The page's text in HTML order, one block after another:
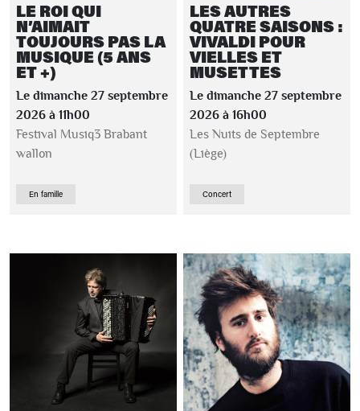
LE ROI QUI
N’AIMAIT
TOUJOURS PAS LA
MUSIQUE (5 ANS
ET +)
Le dimanche 27 septembre
2026 à 11h00
Festival Musiq3 Brabant
wallon
En famille
LES AUTRES
QUATRE SAISONS :
VIVALDI POUR
VIELLES ET
MUSETTES
Le dimanche 27 septembre
2026 à 16h00
Les Nuits de Septembre
(Liège)
Concert